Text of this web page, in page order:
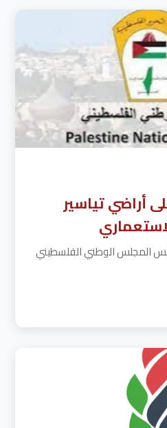
أراضي تياسير
2026 - قال رئيس المجلس الوطني الفلسطيني